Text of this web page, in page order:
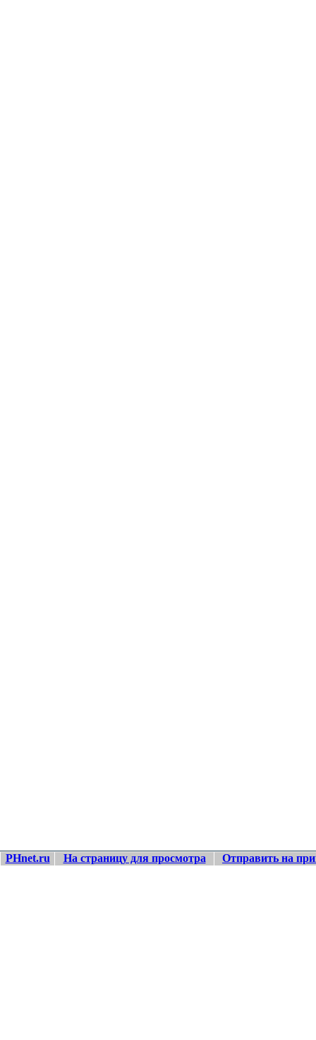
PHnet.ru На страницу для просмотра Отправить на